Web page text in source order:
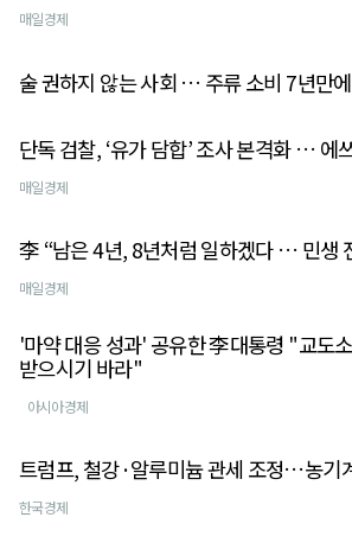
매일경제
술 권하지 않는 사회 … 주류 소비 7년만
단독 검찰, ‘유가 담합’ 조사 본격화 … 에
매일경제
李 “남은 4년, 8년처럼 일하겠다 … 민생
매일경제
'마약 대응 성과' 공유한 李대통령 "교도
받으시기 바라"
아시아경제
트럼프, 철강·알루미늄 관세 조정…농
한국경제